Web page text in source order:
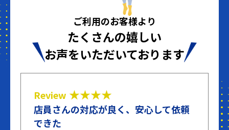
ご利用のお客様より
たくさんの嬉しい
お声をいただいております
Review ★★★★
店員さんの対応が良く、安心して依頼
できた